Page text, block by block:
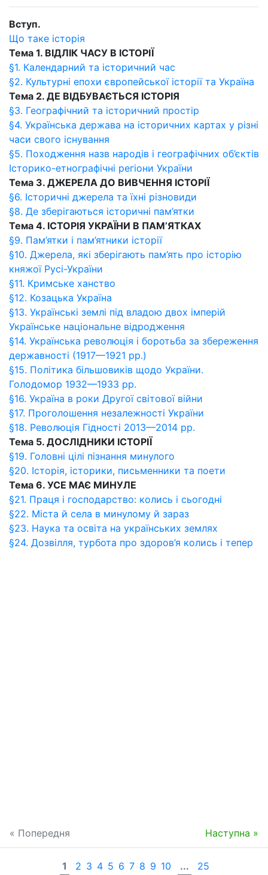
Вступ.
Що таке історія
Тема 1. ВІДЛІК ЧАСУ В ІСТОРІЇ
§1. Календарний та історичний час
§2. Культурні епохи європейської історії та Україна
Тема 2. ДЕ ВІДБУВАЄТЬСЯ ІСТОРІЯ
§3. Географічний та історичний простір
§4. Українська держава на історичних картах у різні
часи свого існування
§5. Походження назв народів і географічних об’єктів
Історико-етнографічні регіони України
Тема 3. ДЖЕРЕЛА ДО ВИВЧЕННЯ ІСТОРІЇ
§6. Історичні джерела та їхні різновиди
§8. Де зберігаються історичні пам’ятки
Тема 4. ІСТОРІЯ УКРАЇНИ В ПАМ’ЯТКАХ
§9. Пам’ятки і пам’ятники історії
§10. Джерела, які зберігають пам’ять про історію
княжої Русі-України
§11. Кримське ханство
§12. Козацька Україна
§13. Українські землі під владою двох імперій
Українське національне відродження
§14. Українська революція і боротьба за збереження
державності (1917—1921 рр.)
§15. Політика більшовиків щодо України.
Голодомор 1932—1933 рр.
§16. Україна в роки Другої світової війни
§17. Проголошення незалежності України
§18. Революція Гідності 2013—2014 рр.
Тема 5. ДОСЛІДНИКИ ІСТОРІЇ
§19. Головні цілі пізнання минулого
§20. Історія, історики, письменники та поети
Тема 6. УСЕ МАЄ МИНУЛЕ
§21. Праця і господарство: колись і сьогодні
§22. Міста й села в минулому й зараз
§23. Наука та освіта на українських землях
§24. Дозвілля, турбота про здоров’я колись і тепер
« Попередня Наступна »
1 2 3 4 5 6 7 8 9 10 ... 25